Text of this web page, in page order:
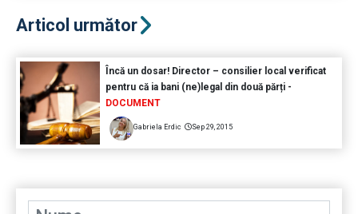
Articol următor
Încă un dosar! Director – consilier local verificat
pentru că ia bani (ne)legal din două părți -
DOCUMENT
Gabriela Erdic Sep 29, 2015